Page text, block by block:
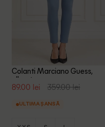
Colanti Marciano Guess,
albastru
89.00 lei 359.00 lei
ULTIMA ȘANSĂ